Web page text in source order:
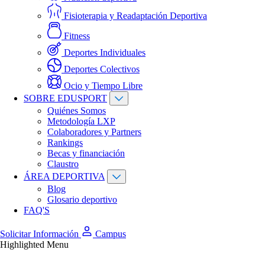
Fisioterapia y Readaptación Deportiva
Fitness
Deportes Individuales
Deportes Colectivos
Ocio y Tiempo Libre
SOBRE EDUSPORT
Quiénes Somos
Metodología LXP
Colaboradores y Partners
Rankings
Becas y financiación
Claustro
ÁREA DEPORTIVA
Blog
Glosario deportivo
FAQ'S
Solicitar Información
Campus
Highlighted Menu